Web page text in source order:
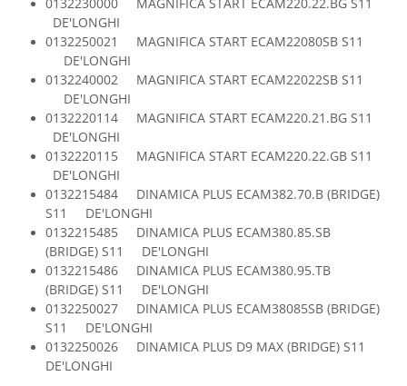
Imprimante, Scanere &
Consumabile
Periferice PC
Retelistica & Supraveghere
Servere, Componente & UPS
Telecomenzi garaj
Sport & Activitati in aer liber
Accesorii antrenament
Accesorii Fitness
Accesorii sportive
Articole Voiaj
Camping
Ciclism
Sporturi acvatice
Sporturi de interior
TV, Audio & Foto
DE'LONGHI
0132250021 MAGNIFICA START ECAM22080SB S11
DE'LONGHI
0132240002 MAGNIFICA START ECAM22022SB S11
DE'LONGHI
0132220114 MAGNIFICA START ECAM220.21.BG S11
DE'LONGHI
0132220115 MAGNIFICA START ECAM220.22.GB S11
DE'LONGHI
0132215484 DINAMICA PLUS ECAM382.70.B (BRIDGE)
S11 DE'LONGHI
0132215485 DINAMICA PLUS ECAM380.85.SB
(BRIDGE) S11 DE'LONGHI
0132215486 DINAMICA PLUS ECAM380.95.TB
(BRIDGE) S11 DE'LONGHI
0132250027 DINAMICA PLUS ECAM38085SB (BRIDGE)
S11 DE'LONGHI
0132250026 DINAMICA PLUS D9 MAX (BRIDGE) S11
DE'LONGHI